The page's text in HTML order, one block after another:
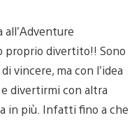
all’Adventure
proprio divertito!! Sono
vincere, ma con l’idea
divertirmi con altra
in più. Infatti fino a che